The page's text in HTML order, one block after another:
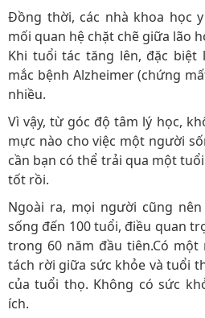
Đồng thời, các nhà khoa học
mối quan hệ chặt chẽ giữa lão
Khi tuổi tác tăng lên, đặc
mắc bệnh Alzheimer (chứng
nhiều.
Vì vậy, từ góc độ tâm lý học,
mực nào cho việc một người
cần bạn có thể trải qua một
tốt rồi.
Ngoài ra, mọi người cũng
sống đến 100 tuổi, điều quan
trong 60 năm đầu tiên.Có
tách rời giữa sức khỏe và tuổi
của tuổi thọ. Không có sức
ích.